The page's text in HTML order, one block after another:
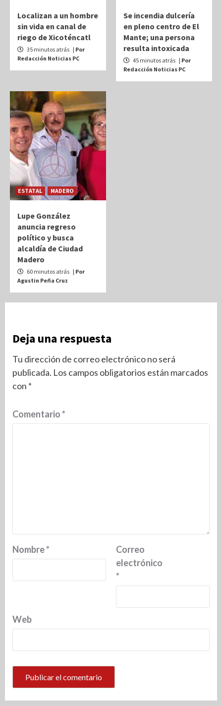
Localizan a un hombre
sin vida en canal de
riego de Xicoténcatl
35 minutos atrás | Por
Redacción Noticias PC
Se incendia dulcería
en pleno centro de El
Mante; una persona
resulta intoxicada
45 minutos atrás | Por
Redacción Noticias PC
ESTATAL MADERO
Lupe González
anuncia regreso
político y busca
alcaldía de Ciudad
Madero
60 minutos atrás | Por
Agustin Peña Cruz
Deja una respuesta
Tu dirección de correo electrónico no será
publicada. Los campos obligatorios están marcados
con *
Comentario*
Nombre*
Correo
electrónico
*
Web